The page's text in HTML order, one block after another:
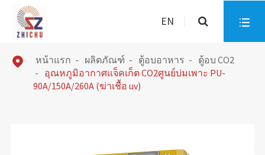
EN 
 หน้าแรก ผลิตภัณฑ์ ตู้อบอาหาร
ตู้อบ CO2
อุณหภูมิอากาศแจ็คเก็ต CO2ศูนย์บ่มเพาะ PU-
90A/150A/260A (ฆ่าเชื้อ uv)